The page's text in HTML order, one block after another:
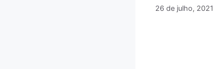
26 de julho, 2021